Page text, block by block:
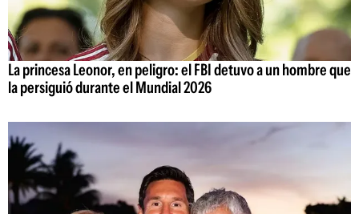
La princesa Leonor, en peligro: el FBI detuvo a un hombre que
la persiguió durante el Mundial 2026